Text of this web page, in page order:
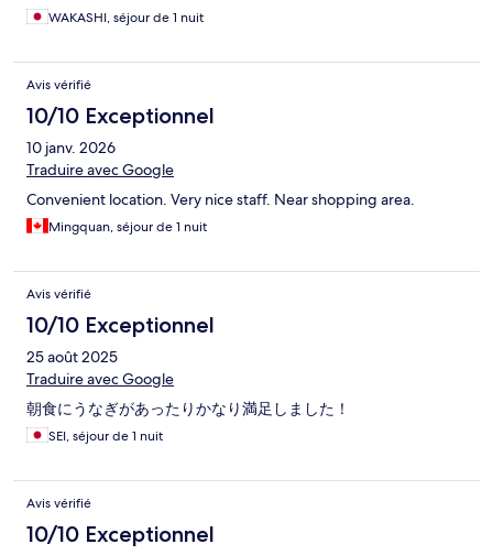
WAKASHI, séjour de 1 nuit
Avis vérifié
10/10 Exceptionnel
10 janv. 2026
Traduire avec Google
Convenient location. Very nice staff. Near shopping area.
Mingquan, séjour de 1 nuit
Avis vérifié
10/10 Exceptionnel
25 août 2025
Traduire avec Google
朝食にうなぎがあったりかなり満足しました！
SEI, séjour de 1 nuit
Avis vérifié
10/10 Exceptionnel